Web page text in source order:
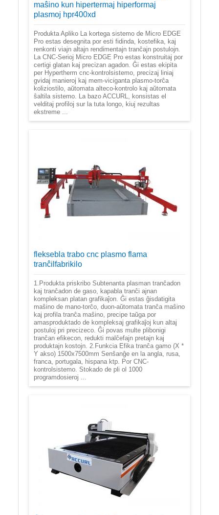
maŝino kun hipertermaj hiperformaj
plasmoj hpr400xd
Produkta Apliko La kortega sistemo de Micro EDGE
Pro estas desegnita por esti fidinda, kostefika, kaj
renkonti viajn altajn rendimentajn tranĉajn postulojn.
La CNC-Serioj Micro EDGE Pro estas konstruitaj por
certigi glatan kaj precizan agadon. Ĝi estas ekipita
per Hypertherm cnc-kontrolsistemo, precizaj liniaj
gvidaj manieroj kaj mem-viciganta plasmo-torĉa
koliziostilo, aŭtomata alteco-kontrolo kaj aŭtomata
ŝaltila sistemo. La bazo ACCURL, konsistas el
velditaj profiloj sur la tuta longo, kiuj rezultas
ekstreme ...
fleksebla trabo cnc plasmo flama
tranĉilfabrikilo
1.Produkta priskribo Subtenanta plasman tranĉadon
kaj tranĉadon de gaso, kapabla tranĉi ajnan
kompleksan platan grafikaĵon. Ĝi estas ĝisdatigita
maŝino de mano-torĉo, duon-aŭtomata tranĉa maŝino
kaj profila tranĉa maŝino, precipe taŭga por
amasproduktado de kompleksaj grafikaĵoj kun altaj
postuloj pri precizeco. Ĝi povas multe plibonigi
tranĉan efikecon, redukti malĉefajn pretajn kaj
produktajn kostojn. 2.Funkcia Efika tranĉa gamo (X *
Y akso) 1500x7500mm Senŝanĝe en la angla, rusa,
franca, portugala, hispana ktp. Por CNC-
kontrolsistemo. Stokado de pli ol 1000
programdosieroj ...